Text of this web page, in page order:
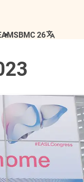
SBMC 26